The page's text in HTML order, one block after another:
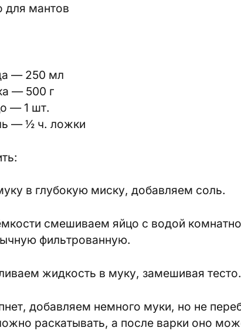
для мантов
— 250 мл
— 500 г
— 1 шт.
— ½ ч. ложки
в глубокую миску, добавляем соль.
смешиваем яйцо с водой
фильтрованную.
жидкость в муку, замешивая тесто.
добавляем немного муки, но не
раскатывать, а после варки оно